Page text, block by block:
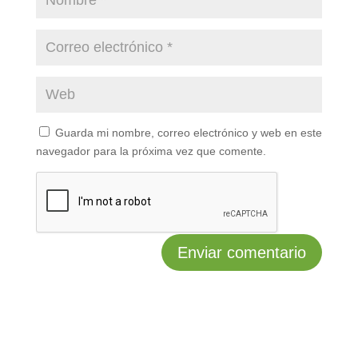
Guarda mi nombre, correo electrónico y web en este
navegador para la próxima vez que comente.